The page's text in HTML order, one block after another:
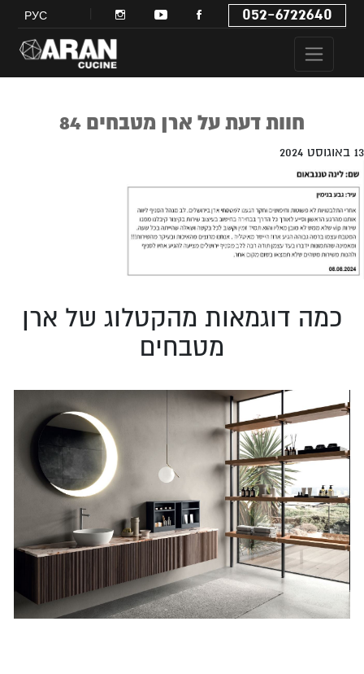
РУС 052-6722640
חוות דעת על ארן מטבחים 84
13 באוגוסט 2024
כמה דוגמאות מהקטלוג של ארן
מטבחים